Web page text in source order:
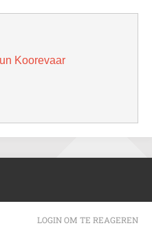
Koorevaar
LOGIN OM TE REAGEREN